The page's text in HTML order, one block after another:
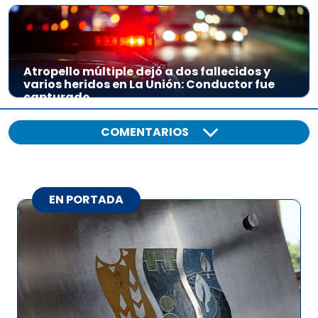
Atropello múltiple dejó a dos fallecidos y
varios heridos en La Unión: Conductor fue
capturado
COMENTARIOS
EN PORTADA